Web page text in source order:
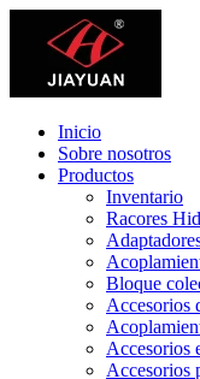
Inicio
Sobre nosotros
Productos
Inventario
Racores
Bloque
Accesorios
Accesorios
Accesorios